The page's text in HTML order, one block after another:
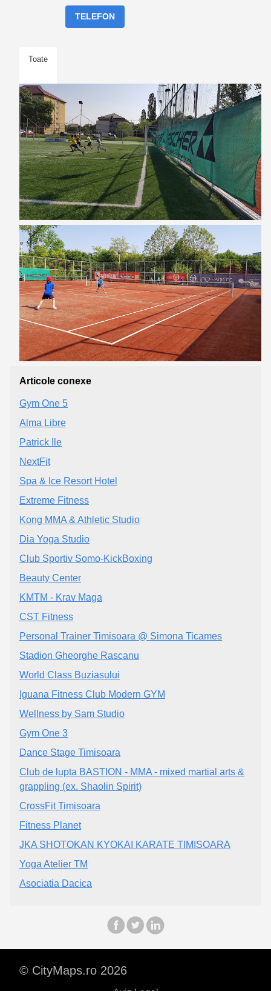
TELEFON
Toate
Articole conexe
Gym One 5
Alma Libre
Patrick Ile
NextFit
Spa & Ice Resort Hotel
Extreme Fitness
Kong MMA & Athletic Studio
Dia Yoga Studio
Club Sportiv Somo-KickBoxing
Beauty Center
KMTM - Krav Maga
CST Fitness
Personal Trainer Timisoara @ Simona Ticames
Stadion Gheorghe Rascanu
World Class Buziasului
Iguana Fitness Club Modern GYM
Wellness by Sam Studio
Gym One 3
Dance Stage Timisoara
Club de lupta BASTION - MMA - mixed martial arts &
grappling (ex. Shaolin Spirit)
CrossFit Timișoara
Fitness Planet
JKA SHOTOKAN KYOKAI KARATE TIMISOARA
Yoga Atelier TM
Asociatia Dacica
© CityMaps.ro 2026